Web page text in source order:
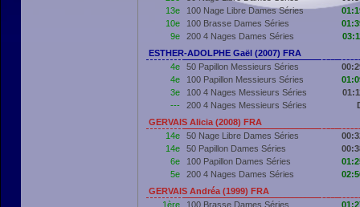
13e
100 Nage Libre Dames Séries
10e
100 Brasse Dames Séries
9e
200 4 Nages Dames Séries
ESTHER-ADOLPHE Gaël (2007) FRA
4e
50 Papillon Messieurs Séries
4e
100 Papillon Messieurs Séries
3e
100 4 Nages Messieurs Séries
---
200 4 Nages Messieurs Séries
GERVAIS Alicia (2008) FRA
14e
50 Nage Libre Dames Séries
14e
50 Papillon Dames Séries
6e
100 Papillon Dames Séries
5e
200 4 Nages Dames Séries
GERVAIS Andréa (1999) FRA
1ère
100 Brasse Dames Séries